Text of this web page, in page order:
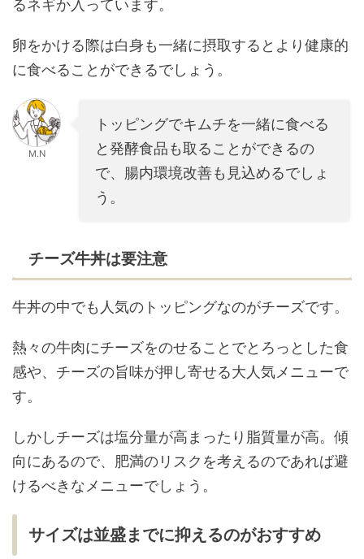
るネギか入っています。
卵をかける際は白身も一緒に摂取するとより健康的
に食べることができるでしょう。
M.N
トッピングでキムチを一緒に食べる
と発酵食品も取ることができるの
で、腸内環境改善も見込めるでしょ
う。
チーズ牛丼は要注意
牛丼の中でも人気のトッピングなのがチーズです。
熱々の牛肉にチーズをのせることでとろっとした食
感や、チーズの旨味が押し寄せる大人気メニューで
す。
しかしチーズは塩分量が高まったり脂質量が高。傾
向にあるので、肥満のリスクを考えるのであれば避
けるべきなメニューでしょう。
サイズは並盛までに抑えるのがおすすめ